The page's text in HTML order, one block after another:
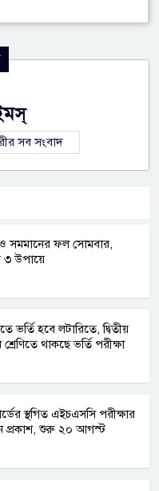
সব সংবাদ
সমমানের ফল সোমবার,
৩ উপায়ে
ভর্তি হবে লটারিতে, দ্বিতীয়
থাকছে ভর্তি পরীক্ষা
স্থগিত এইচএসসি পরীক্ষার
প্রকাশ, শুরু ২০ আগস্ট